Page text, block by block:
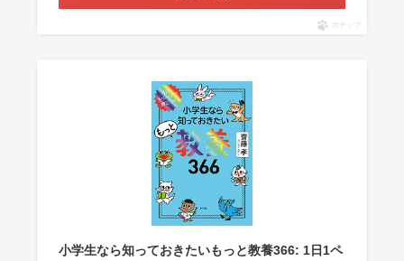
ポチップ
小学生なら知っておきたいもっと教養366: 1日1ペ